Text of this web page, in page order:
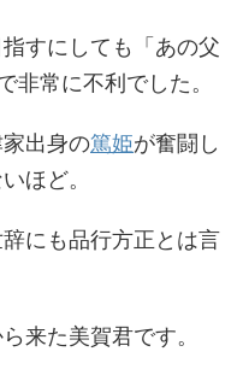
すにしても「あの父
常に不利でした。
出身の篤姫が奮闘し
ほど。
にも品行方正とは言
来た美賀君です。